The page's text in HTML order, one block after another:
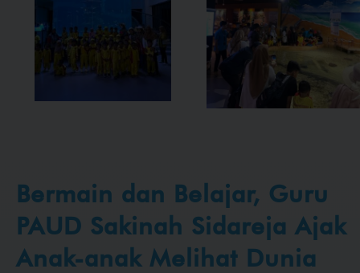
Bermain dan Belajar, Guru
PAUD Sakinah Sidareja Ajak
Anak-anak Melihat Dunia